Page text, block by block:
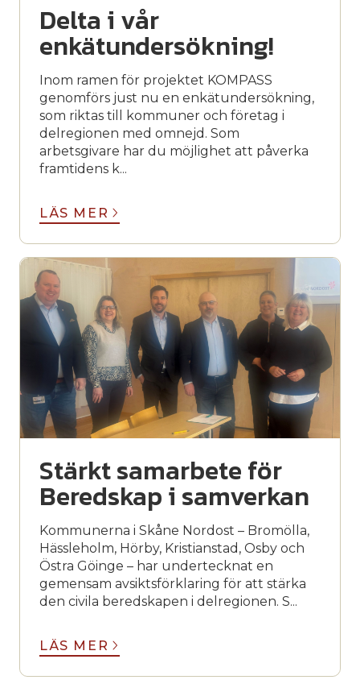
Delta i vår
enkätundersökning!
Inom ramen för projektet KOMPASS
genomförs just nu en enkätundersökning,
som riktas till kommuner och företag i
delregionen med omnejd. Som
arbetsgivare har du möjlighet att påverka
framtidens k...
LÄS MER
Stärkt samarbete för
Beredskap i samverkan
Kommunerna i Skåne Nordost – Bromölla,
Hässleholm, Hörby, Kristianstad, Osby och
Östra Göinge – har undertecknat en
gemensam avsiktsförklaring för att stärka
den civila beredskapen i delregionen. S...
LÄS MER